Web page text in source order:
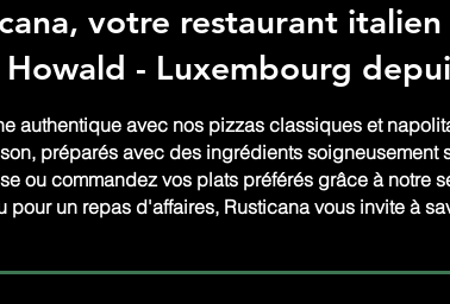
votre restaurant
Howald - Luxembourg
authentique avec nos pizzas classiques et
préparés avec des ingrédients soigneusement
ou commandez vos plats préférés grâce à notre
pour un repas d'affaires, Rusticana vous invite à